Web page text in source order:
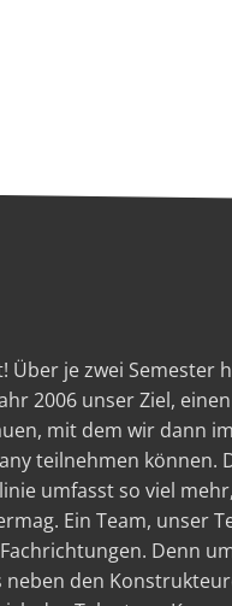
Über je zwei Semester
2006 unser Ziel,
mit dem wir dann
teilnehmen können.
umfasst so viel
Ein Team, unser
Denn
den